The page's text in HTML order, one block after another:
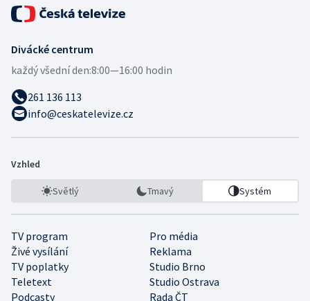
Divácké centrum
každý všední den:8:00—16:00 hodin
261 136 113
info@ceskatelevize.cz
Vzhled
Světlý Tmavý Systém
TV program
Pro média
Živé vysílání
Reklama
TV poplatky
Studio Brno
Teletext
Studio Ostrava
Podcasty
Rada ČT